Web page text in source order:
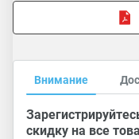
Внимание
скидку на все